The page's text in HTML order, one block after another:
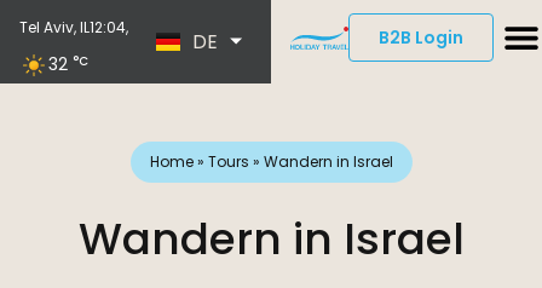
Tel Aviv, IL12:04,
32 °C
DE
ES
B2B Login
Home» Tours » Wandern in Israel
Wandern in Israel